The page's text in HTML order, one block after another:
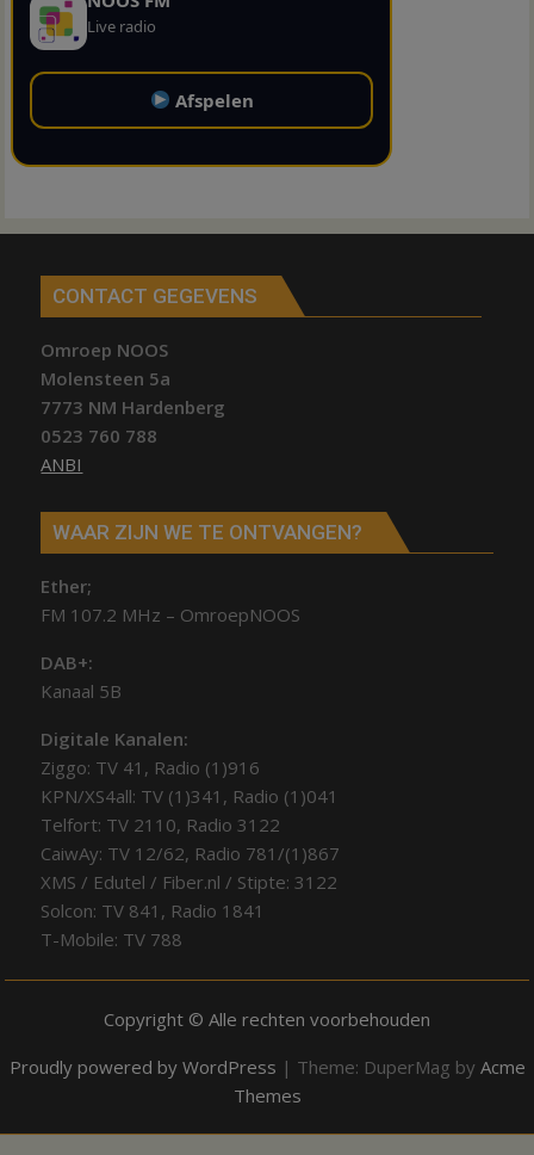
Live radio
Afspelen
CONTACT GEGEVENS
Omroep NOOS
Molensteen 5a
7773 NM Hardenberg
0523 760 788
ANBI
WAAR ZIJN WE TE ONTVANGEN?
Ether;
FM 107.2 MHz – OmroepNOOS
DAB+:
Kanaal 5B
Digitale Kanalen:
Ziggo: TV 41, Radio (1)916
KPN/XS4all: TV (1)341, Radio (1)041
Telfort: TV 2110, Radio 3122
CaiwAy: TV 12/62, Radio 781/(1)867
XMS / Edutel / Fiber.nl / Stipte: 3122
Solcon: TV 841, Radio 1841
T-Mobile: TV 788
Copyright © Alle rechten voorbehouden
Proudly powered by WordPress | Theme: DuperMag by Acme
Themes